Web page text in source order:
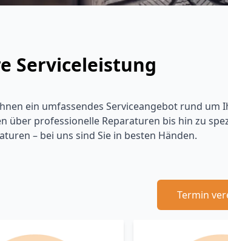
Serviceleistung
ein umfassendes Serviceangebot rund um
über professionelle Reparaturen bis hin zu
– bei uns sind Sie in besten Händen.
Termin